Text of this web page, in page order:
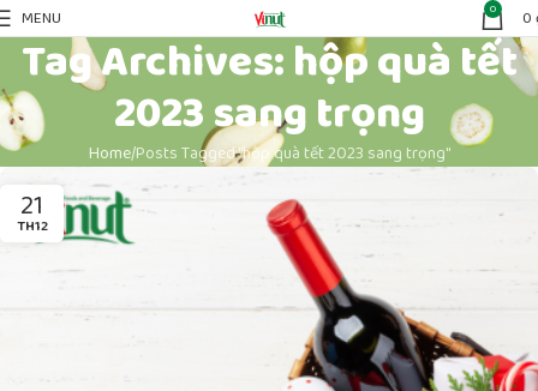
MENU 0 0
Tag Archives: hộp quà tết
2023 sang trọng
HomePosts Tagged "hộp quà tết 2023 sang trọng"
21
TH12